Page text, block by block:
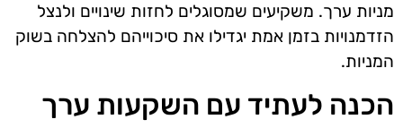
מניות ערך. משקיעים שמסוגלים לחזות שינויים ולנצל
הזדמנויות בזמן אמת יגדילו את סיכוייהם להצלחה בשוק
המניות.
הכנה לעתיד עם השקעות ערך